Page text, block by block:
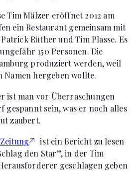
Tim Mälzer eröffnet 2012 am
ein Restaurant gemeinsam mit
Rüther und Tim Plasse. Es
150 Personen. Die
produziert werden, weil
Namen hergeben wollte.
ist man vor Überraschungen
gespannt sein, was er noch alles
zaubert.
ist ein Bericht zu lesen
den Star”, in der Tim
geschlagen geben